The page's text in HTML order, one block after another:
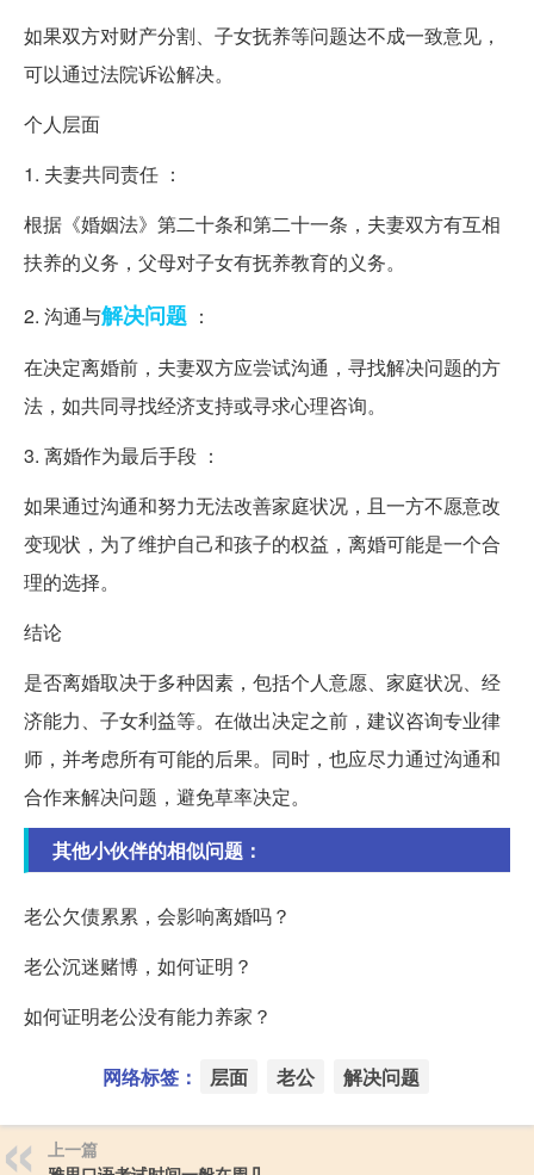
如果双方对财产分割、子女抚养等问题达不成一致意见，
可以通过法院诉讼解决。
个人层面
1. 夫妻共同责任 ：
根据《婚姻法》第二十条和第二十一条，夫妻双方有互相
扶养的义务，父母对子女有抚养教育的义务。
2. 沟通与解决问题 ：
在决定离婚前，夫妻双方应尝试沟通，寻找解决问题的方
法，如共同寻找经济支持或寻求心理咨询。
3. 离婚作为最后手段 ：
如果通过沟通和努力无法改善家庭状况，且一方不愿意改
变现状，为了维护自己和孩子的权益，离婚可能是一个合
理的选择。
结论
是否离婚取决于多种因素，包括个人意愿、家庭状况、经
济能力、子女利益等。在做出决定之前，建议咨询专业律
师，并考虑所有可能的后果。同时，也应尽力通过沟通和
合作来解决问题，避免草率决定。
其他小伙伴的相似问题：
老公欠债累累，会影响离婚吗？
老公沉迷赌博，如何证明？
如何证明老公没有能力养家？
网络标签： 层面 老公 解决问题
上一篇